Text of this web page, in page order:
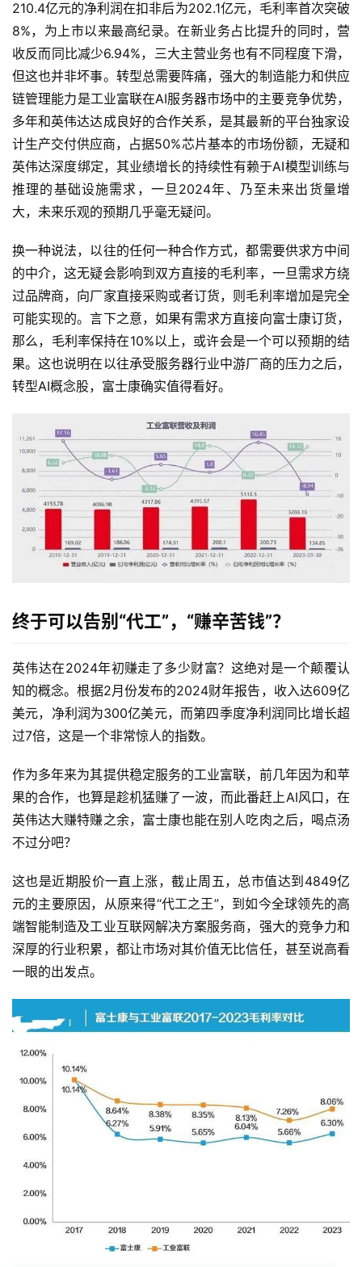
首
页
快
讯
公
司
尚
科
技
210.4亿元的净利润在扣非后为202.1亿元，毛利率首次突破
8%，为上市以来最高纪录。在新业务占比提升的同时，营
收反而同比减少6.94%，三大主营业务也有不同程度下滑，
但这也并非坏事。转型总需要阵痛，强大的制造能力和供应
链管理能力是工业富联在AI服务器市场中的主要竞争优势，
多年和英伟达达成良好的合作关系，是其最新的平台独家设
计生产交付供应商，占据50%芯片基本的市场份额，无疑和
英伟达深度绑定，其业绩增长的持续性有赖于AI模型训练与
推理的基础设施需求，一旦2024年、乃至未来出货量增
大，未来乐观的预期几乎毫无疑问。
换一种说法，以往的任何一种合作方式，都需要供求方中间
的中介，这无疑会影响到双方直接的毛利率，一旦需求方绕
过品牌商，向厂家直接采购或者订货，则毛利率增加是完全
可能实现的。言下之意，如果有需求方直接向富士康订货，
那么，毛利率保持在10%以上，或许会是一个可以预期的结
果。这也说明在以往承受服务器行业中游厂商的压力之后，
转型AI概念股，富士康确实值得看好。
终于可以告别“代工”，“赚辛苦钱”？
英伟达在2024年初赚走了多少财富？这绝对是一个颠覆认
知的概念。根据2月份发布的2024财年报告，收入达609亿
美元，净利润为300亿美元，而第四季度净利润同比增长超
过7倍，这是一个非常惊人的指数。
作为多年来为其提供稳定服务的工业富联，前几年因为和苹
果的合作，也算是趁机猛赚了一波，而此番赶上AI风口，在
英伟达大赚特赚之余，富士康也能在别人吃肉之后，喝点汤
不过分吧？
这也是近期股价一直上涨，截止周五，总市值达到4849亿
元的主要原因，从原来得“代工之王”，到如今全球领先的高
端智能制造及工业互联网解决方案服务商，强大的竞争力和
深厚的行业积累，都让市场对其价值无比信任，甚至说高看
一眼的出发点。